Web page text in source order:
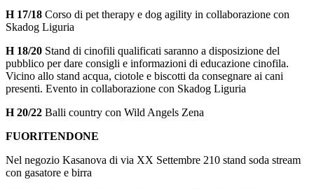
H 17/18 Corso di pet therapy e dog agility in collaborazione con
Skadog Liguria
H 18/20 Stand di cinofili qualificati saranno a disposizione del
pubblico per dare consigli e informazioni di educazione cinofila.
Vicino allo stand acqua, ciotole e biscotti da consegnare ai cani
presenti. Evento in collaborazione con Skadog Liguria
H 20/22 Balli country con Wild Angels Zena
FUORITENDONE
Nel negozio Kasanova di via XX Settembre 210 stand soda stream
con gasatore e birra